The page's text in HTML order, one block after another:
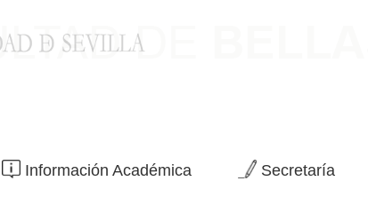
Información Académica Secretaría